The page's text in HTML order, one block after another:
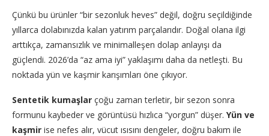
Çünkü bu ürünler “bir sezonluk heves” değil, doğru seçildiğinde
yıllarca dolabınızda kalan yatırım parçalarıdır. Doğal olana ilgi
arttıkça, zamansızlık ve minimalleşen dolap anlayışı da
güçlendi. 2026’da “az ama iyi” yaklaşımı daha da netleşti. Bu
noktada yün ve kaşmir karışımları öne çıkıyor.
Sentetik kumaşlar çoğu zaman terletir, bir sezon sonra
formunu kaybeder ve görüntüsü hızlıca “yorgun” düşer. Yün ve
kaşmir ise nefes alır, vücut ısısını dengeler, doğru bakım ile